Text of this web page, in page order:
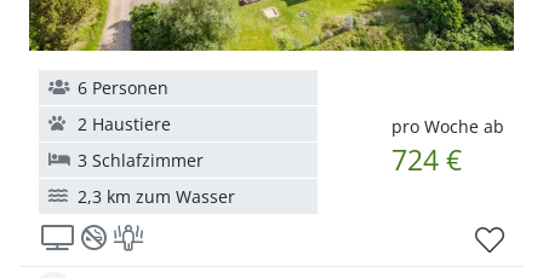
pro Woche ab
724 €
6 Personen
2 Haustiere
3 Schlafzimmer
2,3 km zum Wasser